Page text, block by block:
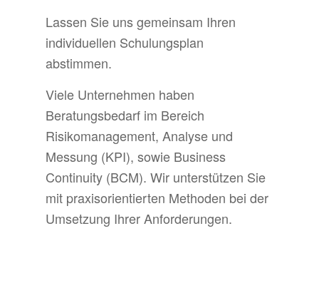
Lassen Sie uns gemeinsam Ihren
individuellen Schulungsplan
abstimmen.
Viele Unternehmen haben
Beratungsbedarf im Bereich
Risikomanagement, Analyse und
Messung (KPI), sowie Business
Continuity (BCM). Wir unterstützen Sie
mit praxisorientierten Methoden bei der
Umsetzung Ihrer Anforderungen.